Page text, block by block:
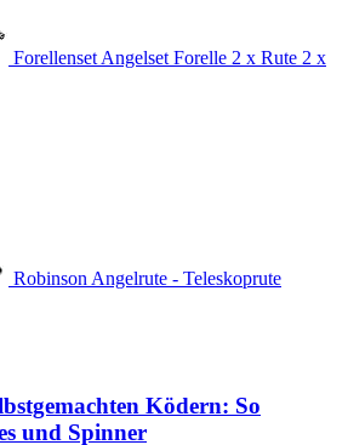
Forellenset Angelset Forelle 2 x Rute 2 x
Robinson Angelrute - Teleskoprute
Ködern: So
und Spinner